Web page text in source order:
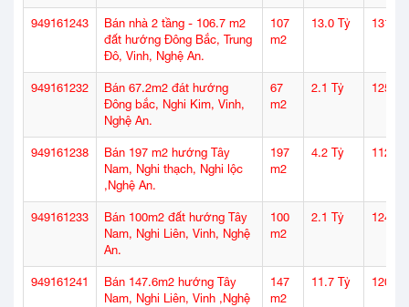
949161243
Bán nhà 2 tầng - 106.7 m2
đất hướng Đông Bắc, Trung
Đô, Vinh, Nghệ An.
107
m2
13.0 Tỷ 131
949161232
Bán 67.2m2 đát hướng
Đông bắc, Nghi Kim, Vinh,
Nghệ An.
67
m2
2.1 Tỷ 125
949161238
Bán 197 m2 hướng Tây
Nam, Nghi thạch, Nghi lộc
,Nghệ An.
197
m2
4.2 Tỷ 112
949161233
Bán 100m2 đất hướng Tây
Nam, Nghi Liên, Vinh, Nghệ
An.
100
m2
2.1 Tỷ 124
949161241
Bán 147.6m2 hướng Tây
Nam, Nghi Liên, Vinh ,Nghệ
147
m2
11.7 Tỷ 120